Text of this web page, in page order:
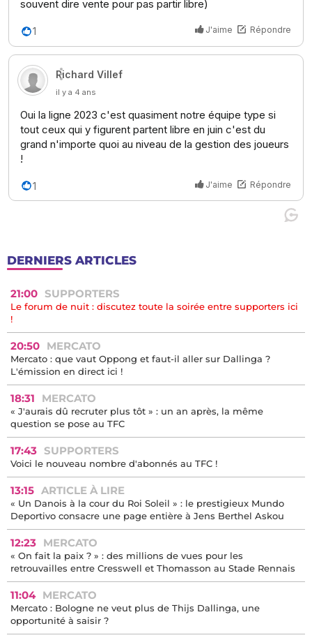
DERNIERS ARTICLES
21:00 SUPPORTERS
Le forum de nuit : discutez toute la soirée entre supporters ici
!
20:50 MERCATO
Mercato : que vaut Oppong et faut-il aller sur Dallinga ?
L'émission en direct ici !
18:31 MERCATO
« J'aurais dû recruter plus tôt » : un an après, la même
question se pose au TFC
17:43 SUPPORTERS
Voici le nouveau nombre d'abonnés au TFC !
13:15 ARTICLE À LIRE
« Un Danois à la cour du Roi Soleil » : le prestigieux Mundo
Deportivo consacre une page entière à Jens Berthel Askou
12:23 MERCATO
« On fait la paix ? » : des millions de vues pour les
retrouvailles entre Cresswell et Thomasson au Stade Rennais
11:04 MERCATO
Mercato : Bologne ne veut plus de Thijs Dallinga, une
opportunité à saisir ?